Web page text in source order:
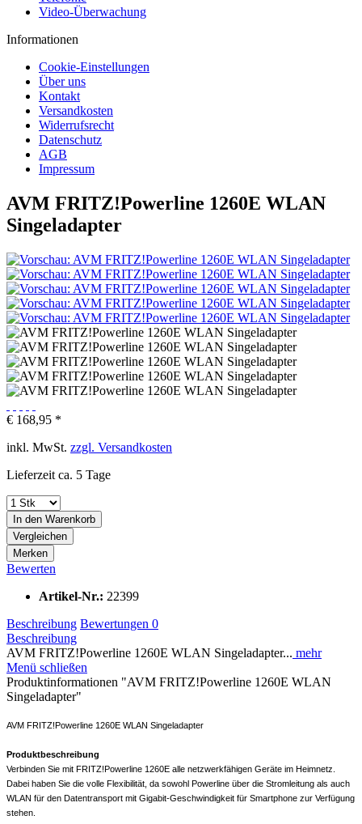
Video-Überwachung
Informationen
Cookie-Einstellungen
Über uns
Kontakt
Versandkosten
Widerrufsrecht
Datenschutz
AGB
Impressum
AVM FRITZ!Powerline 1260E WLAN
Singeladapter
€ 168,95 *
inkl. MwSt. zzgl. Versandkosten
Lieferzeit ca. 5 Tage
In den Warenkorb
Vergleichen
Merken
Bewerten
Artikel-Nr.: 22399
Beschreibung Bewertungen 0
Beschreibung
AVM FRITZ!Powerline 1260E WLAN Singeladapter... mehr
Menü schließen
Produktinformationen "AVM FRITZ!Powerline 1260E WLAN
Singeladapter"
AVM FRITZ!Powerline 1260E WLAN Singeladapter
Produktbeschreibung
Verbinden Sie mit FRITZ!Powerline 1260E alle netzwerkfähigen Geräte im Heimnetz.
Dabei haben Sie die volle Flexibilität, da sowohl Powerline über die Stromleitung als auch
WLAN für den Datentransport mit Gigabit-Geschwindigkeit für Smartphone zur Verfügung
stehen.